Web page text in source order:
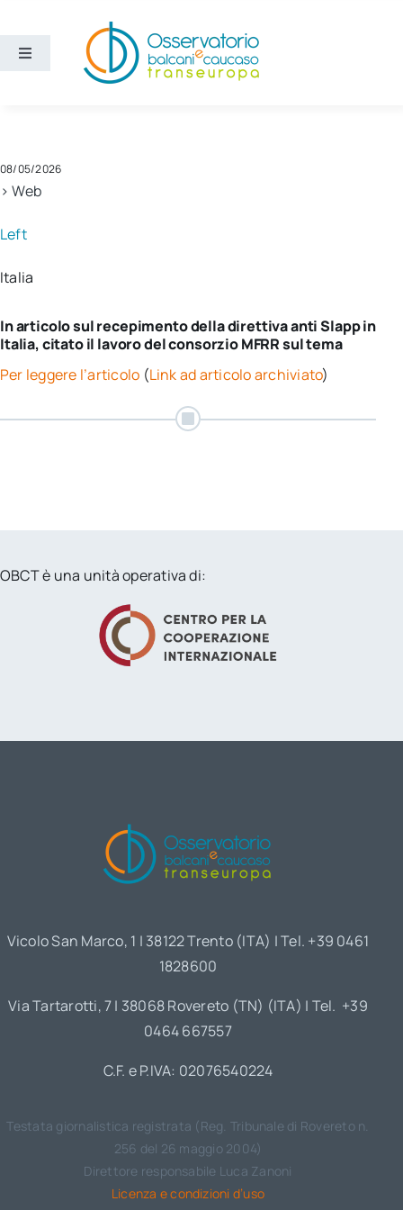
contenuto
Toggle
Temi
Sezioni
Chi siamo
Cerca
per:
08/05/2026
> Web
Left
Italia
In articolo sul recepimento della direttiva anti Slapp in
Italia, citato il lavoro del consorzio MFRR sul tema
Per leggere l’articolo (Link ad articolo archiviato)
OBCT è una unità operativa di:
Vicolo San Marco, 1 | 38122 Trento (ITA) | Tel. +39 0461
1828600
Via Tartarotti, 7 | 38068 Rovereto (TN) (ITA) | Tel. +39
0464 667557
C.F. e P.IVA: 02076540224
Testata giornalistica registrata (Reg. Tribunale di Rovereto n.
256 del 26 maggio 2004)
Direttore responsabile Luca Zanoni
Licenza e condizioni d’uso